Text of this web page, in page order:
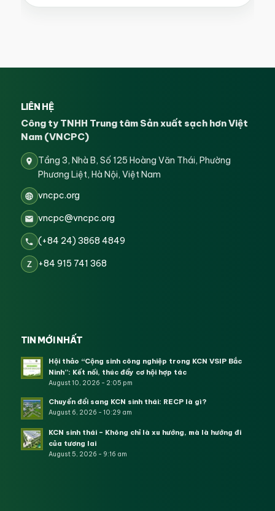
LIÊN HỆ
Công ty TNHH Trung tâm Sản xuất sạch hơn Việt
Nam (VNCPC)
Tầng 3, Nhà B, Số 125 Hoàng Văn Thái, Phường
Phương Liệt, Hà Nội, Việt Nam
vncpc.org
vncpc@vncpc.org
(+84 24) 3868 4849
Z +84 915 741 368
TIN MỚI NHẤT
Hội thảo “Cộng sinh công nghiệp trong KCN VSIP Bắc
Ninh”: Kết nối, thúc đẩy cơ hội hợp tác
August 10, 2026 - 2:05 pm
Chuyển đổi sang KCN sinh thái: RECP là gì?
August 6, 2026 - 10:29 am
KCN sinh thái – Không chỉ là xu hướng, mà là hướng đi
của tương lai
August 5, 2026 - 9:16 am